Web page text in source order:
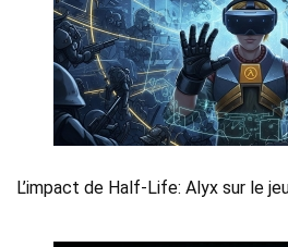
L’impact de Half-Life: Alyx sur le